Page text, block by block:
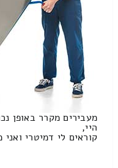
מעבירים מקרר באופן
היי,
קוראים לי דמיטרי